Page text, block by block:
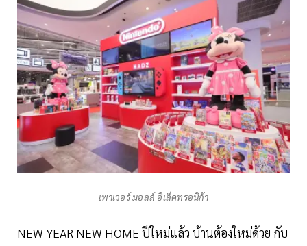
เพาเวอร์ มอลล์ อิเล็คทรอนิก้า
NEW YEAR NEW HOME ปีใหม่แล้ว บ้านต้องใหม่ด้วย กับ